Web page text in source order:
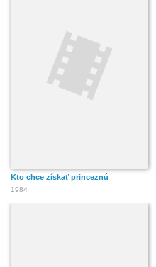
Kto chce získať princeznú
1984